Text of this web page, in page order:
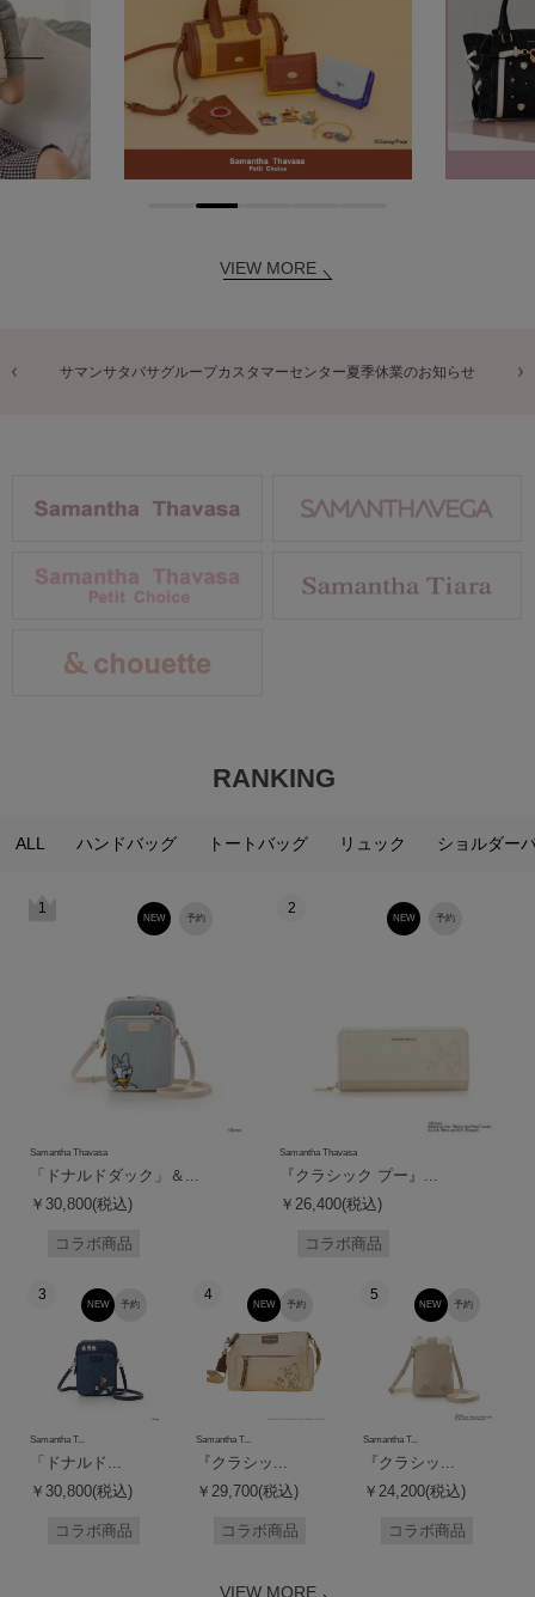
VIEW MORE
商品に関するお詫びとお知らせ
RANKING
ALL ハンドバッグ トートバッグ リュック ショルダー
1
予約
NEW
Samantha Thavasa
「ドナルドダック」＆...
￥30,800(税込)
コラボ商品
2
予約
NEW
Samantha Thavasa
『クラシック プー』...
￥26,400(税込)
コラボ商品
3
予約
NEW
Samantha T...
「ドナルド...
￥30,800(税込)
コラボ商品
4
予約
NEW
Samantha T...
『クラシッ...
￥29,700(税込)
コラボ商品
5
予約
NEW
Samantha T...
『クラシッ...
￥24,200(税込)
コラボ商品
VIEW MORE